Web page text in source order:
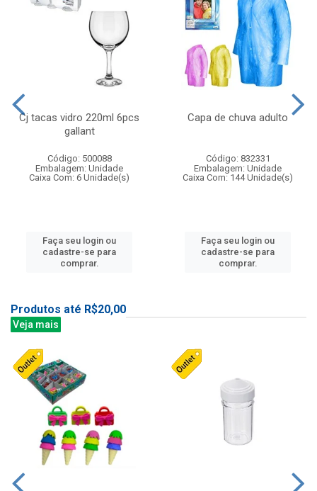
Cj tacas vidro 220ml 6pcs
gallant
Código: 500088
Embalagem: Unidade
Caixa Com: 6 Unidade(s)
Faça seu login ou
cadastre-se para
comprar.
Capa de chuva adulto
Código: 832331
Embalagem: Unidade
Caixa Com: 144 Unidade(s)
Faça seu login ou
cadastre-se para
comprar.
Produtos até R$20,00
Veja mais